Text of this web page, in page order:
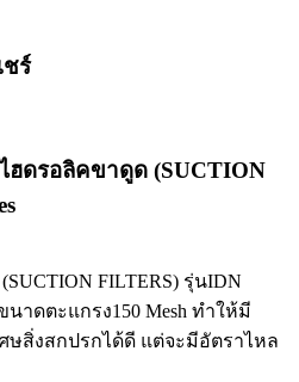
ชร์
ฮดรอลิคขาดูด (SUCTION
FILTERS) รุ่นIDN
นาดตะแกรง150 Mesh ทำให้มี
ษสิ่งสกปรกได้ดี แต่จะมีอัตราไหล